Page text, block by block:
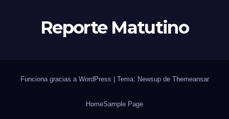
Reporte Matutino
Funciona gracias a WordPress Tema: Newsup de Themeansar
HomeSample Page